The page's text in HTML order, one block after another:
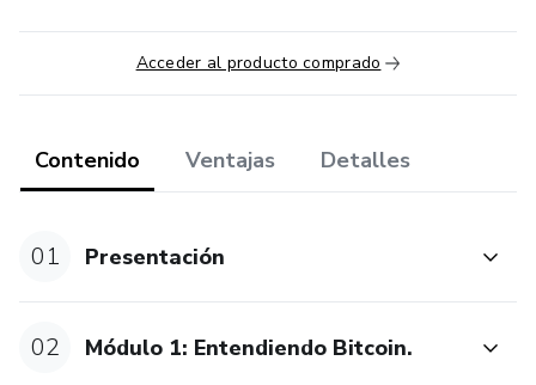
Acceder al producto comprado
Contenido Ventajas Detalles
01 Presentación
02 Módulo 1: Entendiendo Bitcoin.